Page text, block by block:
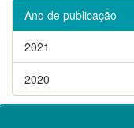
Ano de publicação
2021
2020